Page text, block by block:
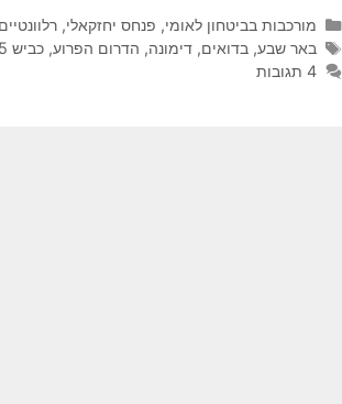
קטגוריות
מורכבות בביטחון לאומי, פנחס יחזקאלי,
תגיות
באר שבע, בדואים, דימונה, הדרום הפרוע, כביש 25
4 תגובות